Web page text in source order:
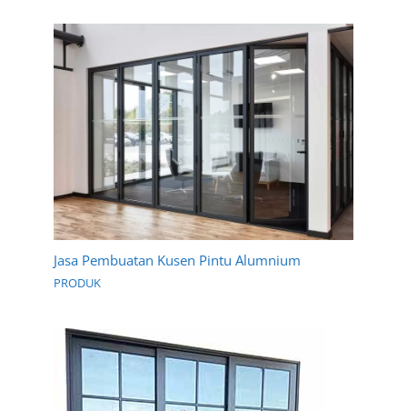
Jasa Pembuatan Kusen Pintu Alumnium
PRODUK